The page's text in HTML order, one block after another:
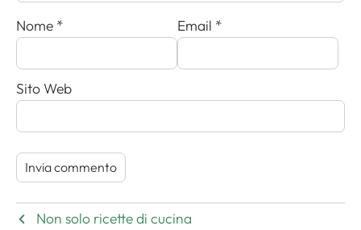
Nome * Email *
Sito Web
Non solo ricette di cucina